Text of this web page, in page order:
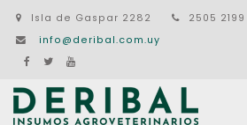
Isla de Gaspar 2282
2505 2199
info@deribal.com.uy